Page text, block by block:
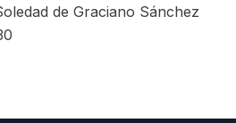
de Graciano Sánchez